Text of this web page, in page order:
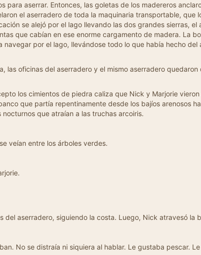
para aserrar. Entonces, las goletas de los madereros
el aserradero de toda la maquinaria transportable, que
se alejó por el lago llevando las dos grandes sierras,
que cabían en ese enorme cargamento de madera. La
por el lago, llevándose todo lo que había hecho
las oficinas del aserradero y el mismo aserradero
los cimientos de piedra caliza que Nick y Marjorie
que partía repentinamente desde los bajíos arenosos
que atraían a las truchas arcoiris.
veían entre los árboles verdes.
aserradero, siguiendo la costa. Luego, Nick atravesó la
No se distraía ni siquiera al hablar. Le gustaba pescar.